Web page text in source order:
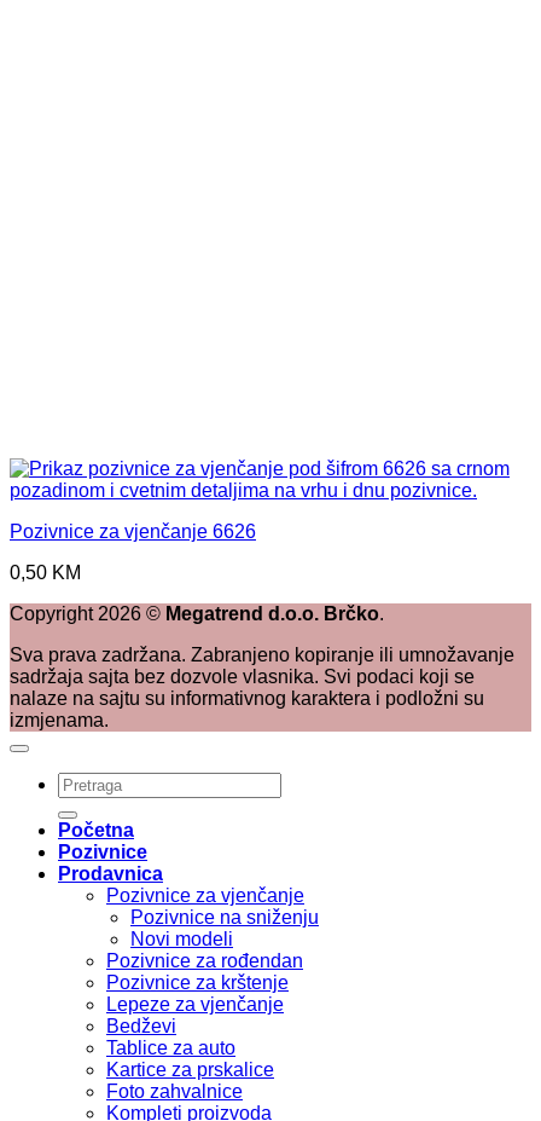
Pozivnice za vjenčanje 6626
0,50 KM
Copyright 2026 © Megatrend d.o.o. Brčko.
Sva prava zadržana. Zabranjeno kopiranje ili umnožavanje
sadržaja sajta bez dozvole vlasnika. Svi podaci koji se
nalaze na sajtu su informativnog karaktera i podložni su
izmjenama.
Pretraži:
Početna
Pozivnice
Prodavnica
Pozivnice za vjenčanje
Pozivnice na sniženju
Novi modeli
Pozivnice za rođendan
Pozivnice za krštenje
Lepeze za vjenčanje
Bedževi
Tablice za auto
Kartice za prskalice
Foto zahvalnice
Kompleti proizvoda